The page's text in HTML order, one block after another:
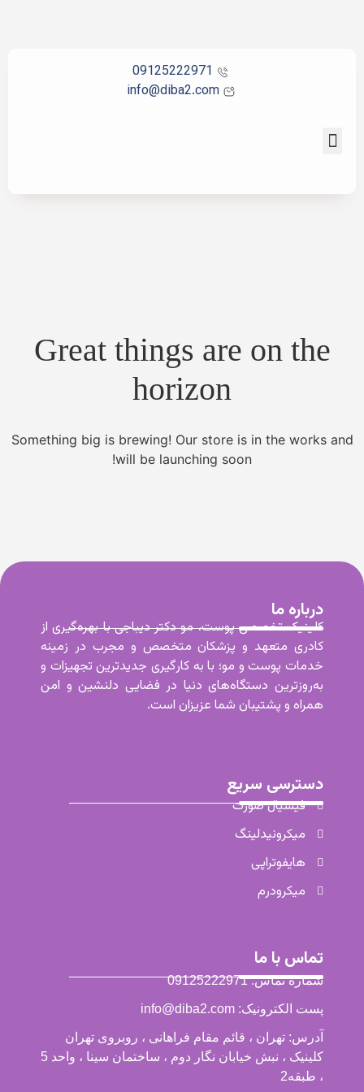
09125222971
info@diba2.com
Great things are on the
horizon
Something big is brewing! Our store is in the works and
will be launching soon!
درباره ما
کلینیک تخصصی پوست، مو دکتر دیباجی با بهره‌گیری از
کادری متعهد و پزشکان متخصص و مجرب در زمینه
خدمات پوست و مو؛ با به کارگیری جدیدترین تجهیزات و
به‌روزترین دستگاه‌های دنیا در فضایی دلنشین و امن
همراه و پشتیبان شما عزیزان است.
دسترسی سریع
فیشیال صورت
میکرونیدلینگ
هایفوتراپی
میکرودرم
تماس با ما
شماره تماس: 09125222971
پست الکترونیک: info@diba2.com
آدرس: تهران ، قائم مقام فراهانی ، روبروی تهران
کلینیک ، نبش خیابان نگار دوم ، ساختمان سینا ، واحد 5
، طبقه2